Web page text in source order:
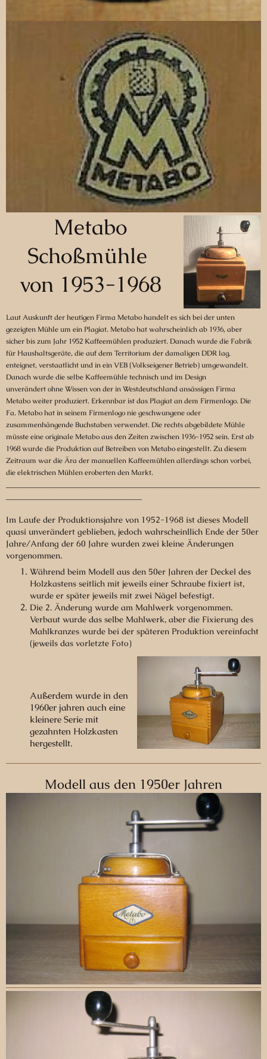
Metabo
Schoßmühle
von 1953-1968
Laut Auskunft der heutigen Firma Metabo handelt es sich bei der unten
gezeigten Mühle um ein Plagiat. Metabo hat wahrscheinlich ab 1936, aber
sicher bis zum Jahr 1952 Kaffeemühlen produziert. Danach wurde die Fabrik
für Haushaltsgeräte, die auf dem Territorium der damaligen DDR lag,
enteignet, verstaatlicht und in ein VEB(Volkseigener Betrieb) umgewandelt.
Danach wurde die selbe Kaffeemühle technisch und im Design
unverändertohne Wissen von der in Westdeutschland ansässigen Firma
Metabo weiter produziert. Erkennbar ist das Plagiat an dem Firmenlogo. Die
Fa. Metabo hat in seinem Firmenlogo nie geschwungene oder
zusammenhängende Buchstaben verwendet. Die rechts abgebildete Mühle
müsste eine originale Metabo aus den Zeiten zwischen 1936-1952 sein. Erst ab
1968 wurde die Produktion auf Betreiben von Metabo eingestellt. Zu diesem
Zeitraum war die Ära der manuellen Kaffeemühlen allerdings schon vorbei,
die elektrischen Mühlen eroberten den Markt.
Im Laufe der Produktionsjahre von 1952-1968 ist dieses Modell
quasi unverändert geblieben, jedoch wahrscheinllich Ende der 50er
Jahre/Anfang der 60 Jahre wurden zwei kleine Änderungen
vorgenommen.
Während beim Modell aus den 50er Jahren der Deckel des
Holzkastens seitlich mit jeweils einer Schraube fixiert ist,
wurde er später jeweils mit zwei Nägel befestigt.
Die 2. Änderung wurde am Mahlwerk vorgenommen.
Verbaut wurde das selbe Mahlwerk, aber die Fixierung des
Mahlkranzes wurde bei der späteren Produktion vereinfacht
(jeweils das vorletzte Foto)
Außerdem wurde in den
1960er jahren auch eine
kleinere Serie mit
gezahnten Holzkasten
hergestellt.
Modell aus den 1950er Jahren